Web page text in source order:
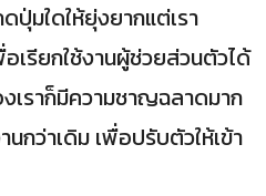
ปุ่มใดให้ยุ่งยากแต่เรา
เรียกใช้งานผู้ช่วยส่วนตัวได้
เราก็มีความชาญฉลาดมาก
กว่าเดิม เพื่อปรับตัวให้เข้า